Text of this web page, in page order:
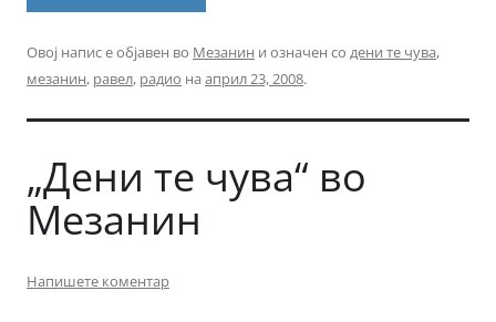
Овој напис е објавен во Мезанин и означен со дени те чува,
мезанин, равел, радио на април 23, 2008.
„Дени те чува“ во
Мезанин
Напишете коментар